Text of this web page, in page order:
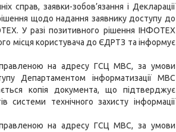
справ, заявки-зобов’язання і Декларації
щодо надання заявнику доступу до
У разі позитивного рішення ІНФОТЕХ
місця користувача до ЄДРТЗ та інформує
на адресу ГСЦ МВС, за умови
Департаментом інформатизації МВС
копія документа, що підтверджує
системи технічного захисту інформації
на адресу ГСЦ МВС, за умови